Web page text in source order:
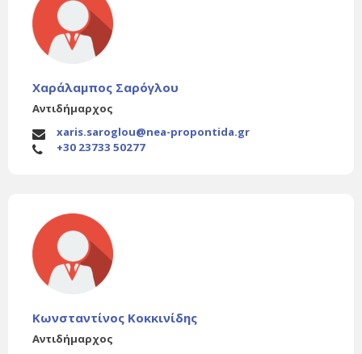
Χαράλαμπος Σαρόγλου
Αντιδήμαρχος
xaris.saroglou@nea-propontida.gr
+30 23733 50277
Κωνσταντίνος Κοκκινίδης
Αντιδήμαρχος